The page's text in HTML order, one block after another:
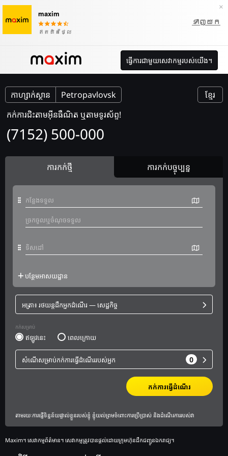
×
maxim
ឥតគិតថ្លៃ
ទាញយក
ធ្វើការជាមួយសេវាកម្មរបស់យើង។
កាហ្សាក់ស្ថាន Petropavlovsk
ខ្មែរ
កក់ការជិះតាមអ៊ីនធឺណិត ឬតាមទូរស័ព្ទ!
(7152) 500-000
Maxim។ សេវាកម្មព័ត៌មាន។ សេវាកម្មត្រូវបានផ្តល់ដោយក្រុមហ៊ុនដឹកជញ្ជូនឯករាជ្យ។